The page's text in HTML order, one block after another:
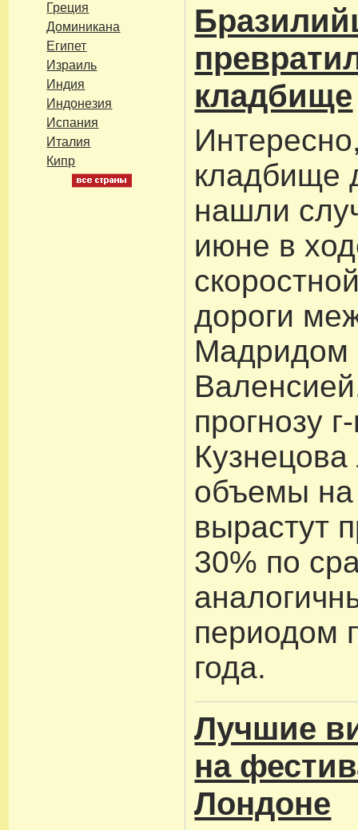
Греция
Доминикана
Египет
Израиль
Индия
Индонезия
Испания
Италия
Кипр
кладбище
кладбище
нашли
июне в
дороги
Мадридом
прогнозу
Кузнецова
объемы
вырастут
30% по
периодом
года.
Лучшие
на
Лондоне